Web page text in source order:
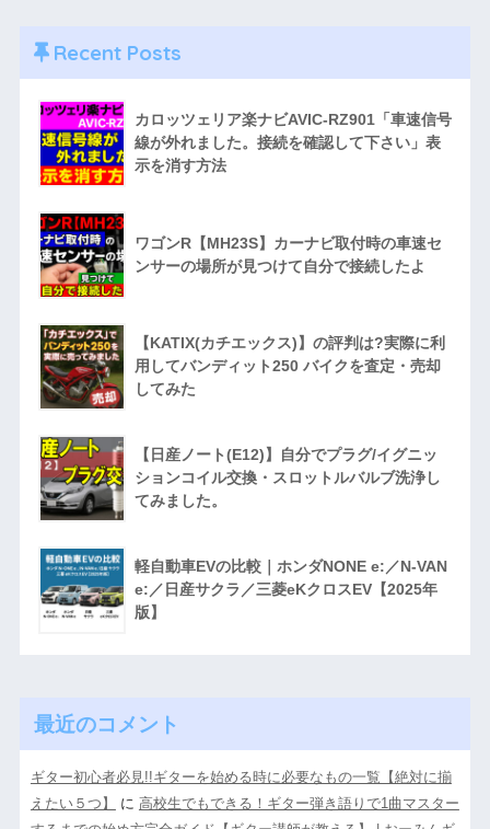
Recent Posts
カロッツェリア楽ナビAVIC-RZ901「車速信号
線が外れました。接続を確認して下さい」表
示を消す方法
ワゴンR【MH23S】カーナビ取付時の車速セ
ンサーの場所が見つけて自分で接続したよ
【KATIX(カチエックス)】の評判は?実際に利
用してバンディット250 バイクを査定・売却
してみた
【日産ノート(E12)】自分でプラグ/イグニッ
ションコイル交換・スロットルバルブ洗浄し
てみました。
軽自動車EVの比較｜ホンダNONE e:／N-VAN
e:／日産サクラ／三菱eKクロスEV【2025年
版】
最近のコメント
ギター初心者必見!!ギターを始める時に必要なもの一覧【絶対に揃
えたい５つ】
に 高校生でもできる！ギター弾き語りで1曲マスター